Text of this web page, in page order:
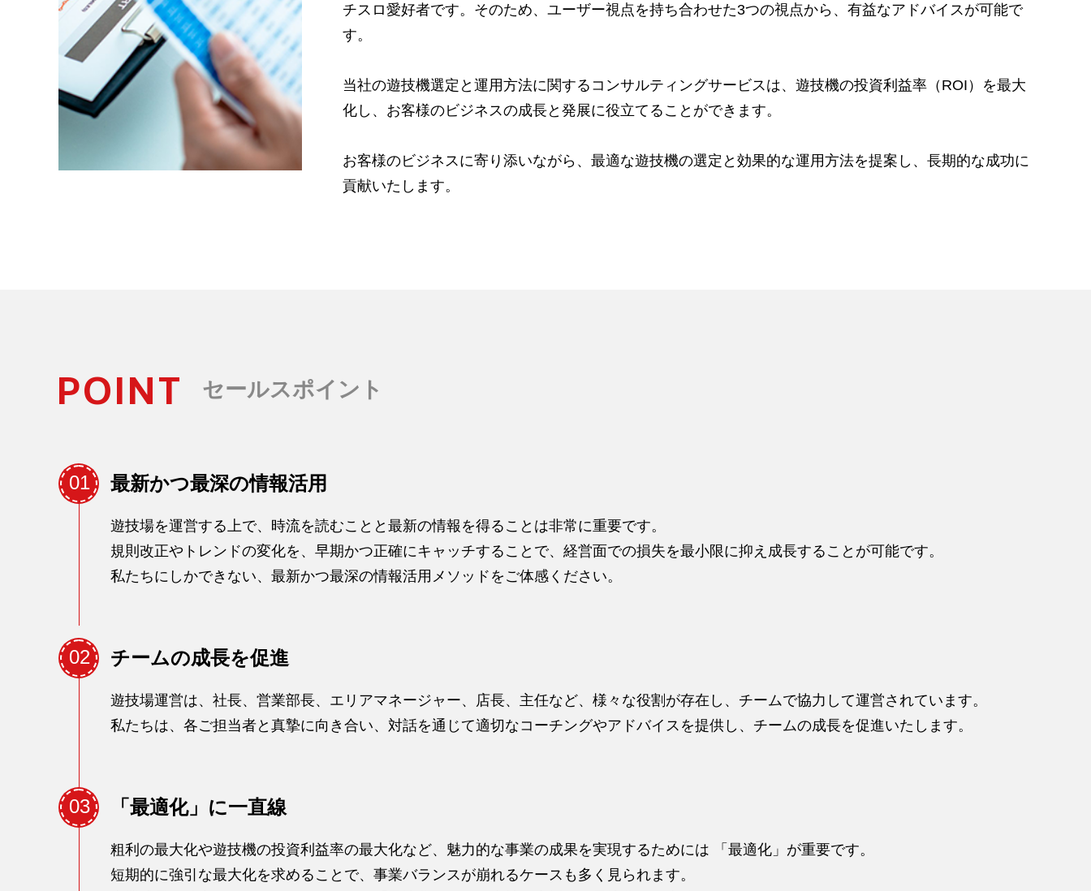
チスロ愛好者です。そのため、ユーザー視点を持ち合わせた3つの視点から、有益なアドバイスが可能で
す。
当社の遊技機選定と運用方法に関するコンサルティングサービスは、遊技機の投資利益率（ROI）を最大
化し、お客様のビジネスの成長と発展に役立てることができます。
お客様のビジネスに寄り添いながら、最適な遊技機の選定と効果的な運用方法を提案し、長期的な成功に
貢献いたします。
POINT セールスポイント
01 最新かつ最深の情報活用
遊技場を運営する上で、時流を読むことと最新の情報を得ることは非常に重要です。
規則改正やトレンドの変化を、早期かつ正確にキャッチすることで、経営面での損失を最小限に抑え成長することが可能です。
私たちにしかできない、最新かつ最深の情報活用メソッドをご体感ください。
02 チームの成長を促進
遊技場運営は、社長、営業部長、エリアマネージャー、店長、主任など、様々な役割が存在し、チームで協力して運営されています。
私たちは、各ご担当者と真摯に向き合い、対話を通じて適切なコーチングやアドバイスを提供し、チームの成長を促進いたします。
03 「最適化」に一直線
粗利の最大化や遊技機の投資利益率の最大化など、魅力的な事業の成果を実現するためには 「最適化」が重要です。
短期的に強引な最大化を求めることで、事業バランスが崩れるケースも多く見られます。